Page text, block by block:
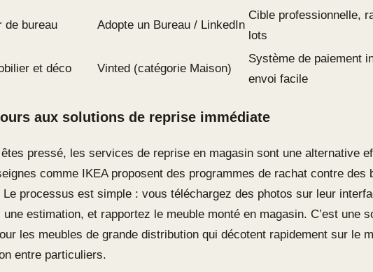
de bureau Adopte un Bureau / LinkedIn
Cible professionnelle,
lots
et déco Vinted (catégorie Maison)
Système de paiement
envoi facile
aux solutions de reprise immédiate
pressé, les services de reprise en magasin sont une alternative
comme IKEA proposent des programmes de rachat contre des
Le processus est simple : vous téléchargez des photos sur leur
une estimation, et rapportez le meuble monté en magasin. C’est une
les meubles de grande distribution qui décotent rapidement sur le
entre particuliers.